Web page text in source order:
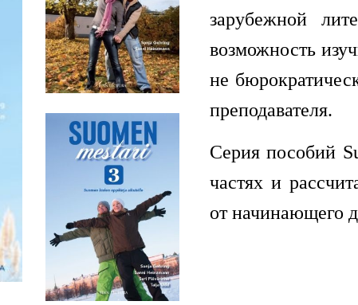
зарубежной
возможность
не
преподавателя.
Серия пособий
частях и
от начинающего